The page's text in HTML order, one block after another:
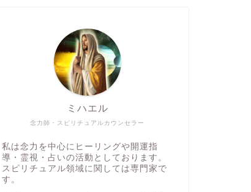
念力師・スピリチュアルカウンセラー
ミハエル
私は念力を中心にヒーリングや開運指
導・霊視・占いの活動としております。
スピリチュアル領域に関しては専門家で
す。